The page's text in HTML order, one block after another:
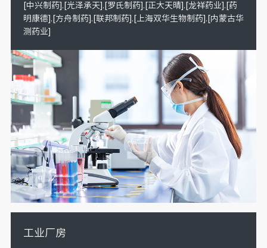
[中兴制药].[光泽承天].[罗氏制药].[正大天晴].[龙祥药业].[药
明康德].[方舟制药].[联邦制药].[上海双华生物制药].[内蒙古华
测药业]
工业厂房